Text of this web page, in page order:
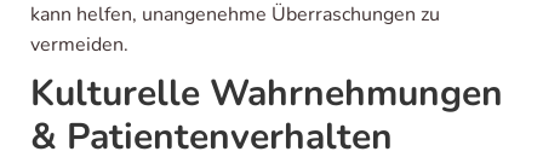
kann helfen, unangenehme Überraschungen zu
vermeiden.
Kulturelle Wahrnehmungen
& Patientenverhalten